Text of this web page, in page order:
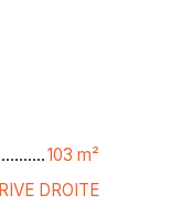
103 m²
DROITE